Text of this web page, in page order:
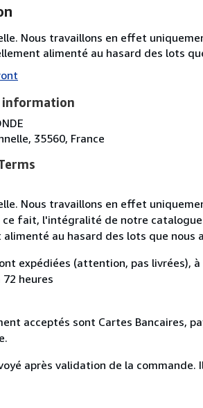
Nous travaillons en effet
alimenté au hasard des lots
information
35560, France
Nous travaillons en effet
ce fait, l'intégralité de notre
au hasard des lots que nous
expédiées (attention, pas livrées),
heures
acceptés sont Cartes Bancaires,
après validation de la commande.